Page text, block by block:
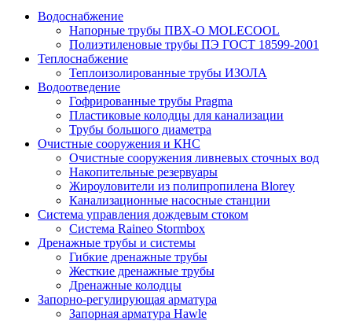
Водоснабжение
Напорные трубы ПВХ-О MOLECOOL
Полиэтиленовые трубы ПЭ ГОСТ 18599-2001
Теплоснабжение
Теплоизолированные трубы ИЗОЛА
Водоотведение
Гофрированные трубы Pragma
Пластиковые колодцы для канализации
Трубы большого диаметра
Очистные сооружения и КНС
Очистные сооружения ливневых сточных вод
Накопительные резервуары
Жироуловители из полипропилена Blorey
Канализационные насосные станции
Система управления дождевым стоком
Система Raineo Stormbox
Дренажные трубы и системы
Гибкие дренажные трубы
Жесткие дренажные трубы
Дренажные колодцы
Запорно-регулирующая арматура
Запорная арматура Hawle